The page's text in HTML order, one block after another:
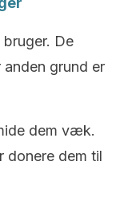
De
grund er
dem væk.
donere dem til